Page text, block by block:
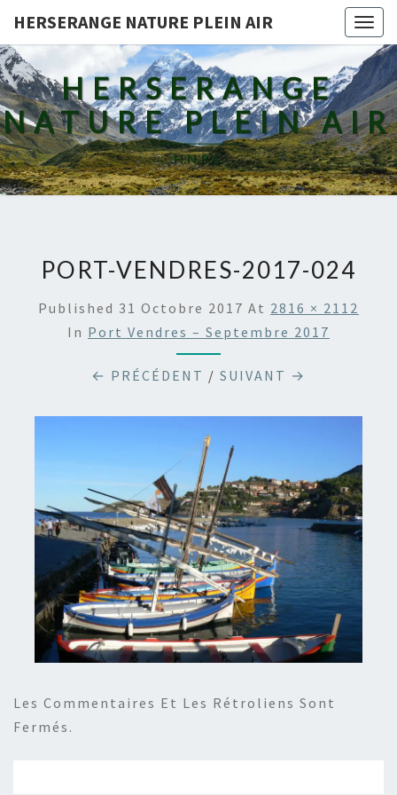
HERSERANGE NATURE PLEIN AIR
HERSERANGE
NATURE PLEIN AIR
H.N.P.A.
PORT-VENDRES-2017-024
Published 31 Octobre 2017 At 2816 × 2112
In Port Vendres – Septembre 2017
← PRÉCÉDENT / SUIVANT →
Les Commentaires Et Les Rétroliens Sont
Fermés.